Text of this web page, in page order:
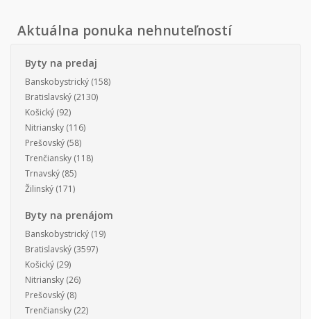
Aktuálna ponuka nehnuteľností
Byty na predaj
Banskobystrický (158)
Bratislavský (2130)
Košický (92)
Nitriansky (116)
Prešovský (58)
Trenčiansky (118)
Trnavský (85)
Žilinský (171)
Byty na prenájom
Banskobystrický (19)
Bratislavský (3597)
Košický (29)
Nitriansky (26)
Prešovský (8)
Trenčiansky (22)